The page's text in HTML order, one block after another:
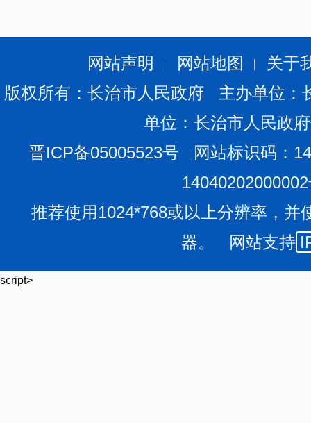
网站声明 网站地图
关于
版权所有：长治市人民政府 主办单位
单位：长治市人民政
晋ICP备05005523号
网站标识码：
推荐使用1024*768或以上分辨率，并
器。 网站支持
script>